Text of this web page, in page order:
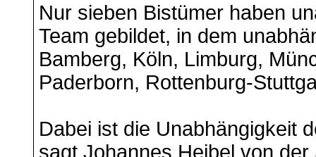
Nur sieben Bistümer haben
Team gebildet, in dem
Bamberg, Köln, Limburg,
Paderborn, Rottenburg-
Dabei ist die Unabhängigkeit
sagt Johannes Heibel von